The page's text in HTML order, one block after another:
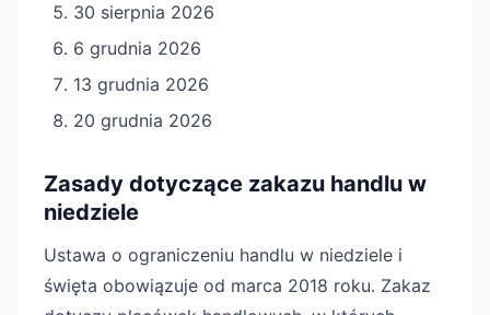
30 sierpnia 2026
6 grudnia 2026
13 grudnia 2026
20 grudnia 2026
Zasady dotyczące zakazu handlu w
niedziele
Ustawa o ograniczeniu handlu w niedziele i
święta obowiązuje od marca 2018 roku. Zakaz